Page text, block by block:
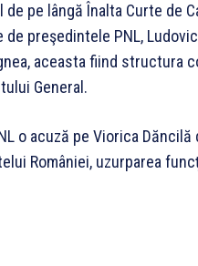
de pe lângă Înalta Curte de
de preşedintele PNL,
aceasta fiind structura
General.
o acuză pe Viorica
României, uzurparea